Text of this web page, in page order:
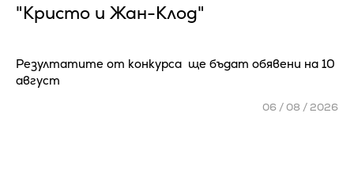
"Кристо и Жан-Клод"
Резултатите от конкурса ще бъдат обявени на 10
август
06 / 08 / 2026